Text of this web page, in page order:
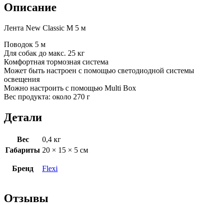
Описание
Лента New Classic M 5 м
Поводок 5 м
Для собак до макс. 25 кг
Комфортная тормозная система
Может быть настроен с помощью светодиодной системы
освещения
Можно настроить с помощью Multi Box
Вес продукта: около 270 г
Детали
Вес
0,4 кг
Габариты 20 × 15 × 5 см
Бренд Flexi
Отзывы